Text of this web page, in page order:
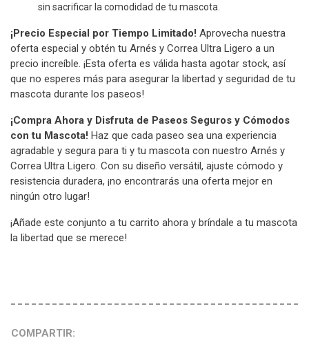
sin sacrificar la comodidad de tu mascota.
¡Precio Especial por Tiempo Limitado! Aprovecha nuestra
oferta especial y obtén tu Arnés y Correa Ultra Ligero a un
precio increíble. ¡Esta oferta es válida hasta agotar stock, así
que no esperes más para asegurar la libertad y seguridad de tu
mascota durante los paseos!
¡Compra Ahora y Disfruta de Paseos Seguros y Cómodos
con tu Mascota! Haz que cada paseo sea una experiencia
agradable y segura para ti y tu mascota con nuestro Arnés y
Correa Ultra Ligero. Con su diseño versátil, ajuste cómodo y
resistencia duradera, ¡no encontrarás una oferta mejor en
ningún otro lugar!
¡Añade este conjunto a tu carrito ahora y bríndale a tu mascota
la libertad que se merece!
COMPARTIR: